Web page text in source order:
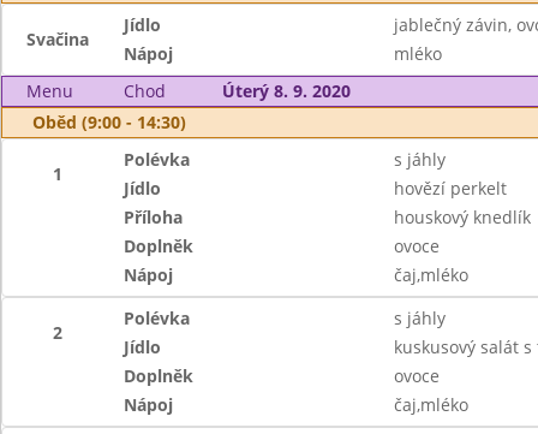
Svačina
Jídlo
jablečný závin,
Nápoj
mléko
Menu
Chod
Úterý 8. 9. 2020
Oběd (9:00 - 14:30)
1
Polévka
s jáhly
Jídlo
hovězí perkelt
Příloha
houskový knedlík
Doplněk
ovoce
Nápoj
čaj,mléko
2
Polévka
s jáhly
Jídlo
kuskusový salát
Doplněk
ovoce
Nápoj
čaj,mléko